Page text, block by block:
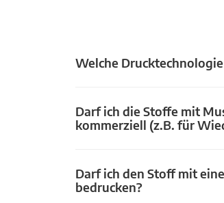
Welche
Darf ich die Stoffe mit
kommerziell (z.B. für
Darf ich den Stoff mit
bedrucken?